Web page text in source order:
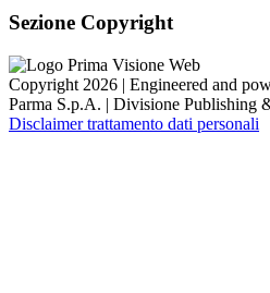
Sezione Copyright
Copyright 2026 | Engineered and
Parma S.p.A. | Divisione Publishing
Disclaimer trattamento dati personali